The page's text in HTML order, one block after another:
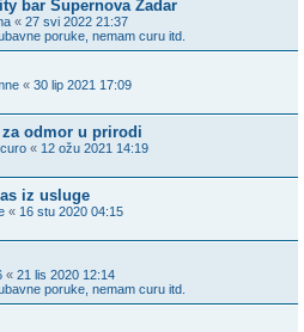
bar Supernova Zadar
« 27 svi 2022 21:37
poruke, nemam curu itd.
« 30 lip 2021 17:09
odmor u prirodi
« 12 ožu 2021 14:19
iz usluge
« 16 stu 2020 04:15
« 21 lis 2020 12:14
poruke, nemam curu itd.